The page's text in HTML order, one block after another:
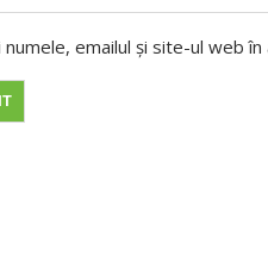
numele, emailul și site-ul web